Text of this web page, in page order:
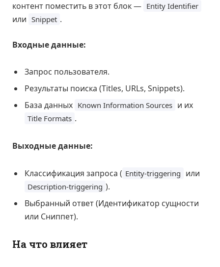
контент поместить в этот блок — Entity Identifier
или Snippet .
Входные данные:
Запрос пользователя.
Результаты поиска (Titles, URLs, Snippets).
База данных Known Information Sources и их
Title Formats .
Выходные данные:
Классификация запроса ( Entity-triggering или
Description-triggering ).
Выбранный ответ (Идентификатор сущности
или Сниппет).
На что влияет